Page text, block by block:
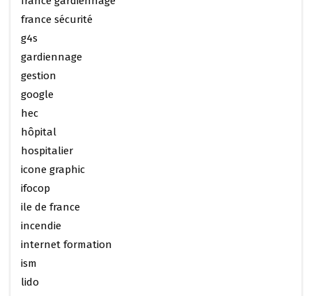
france sécurité
g4s
gardiennage
gestion
google
hec
hôpital
hospitalier
icone graphic
ifocop
ile de france
incendie
internet formation
ism
lido